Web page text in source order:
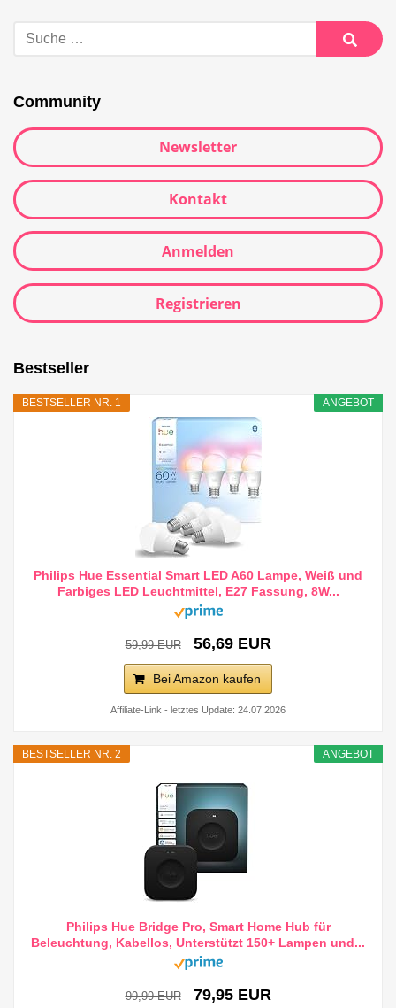
Suche
nach:
Suche
Community
Newsletter
Kontakt
Anmelden
Registrieren
Bestseller
ANGEBOT
BESTSELLER NR. 1
Philips Hue Essential Smart LED A60 Lampe, Weiß und
Farbiges LED Leuchtmittel, E27 Fassung, 8W...
59,99 EUR 56,69 EUR
Bei Amazon kaufen
Affiliate-Link - letztes Update: 24.07.2026
ANGEBOT
BESTSELLER NR. 2
Philips Hue Bridge Pro, Smart Home Hub für
Beleuchtung, Kabellos, Unterstützt 150+ Lampen und...
99,99 EUR 79,95 EUR